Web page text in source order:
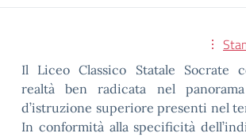
Il Liceo Classico Statale Socrate
realtà ben radicata nel
d’istruzione superiore presenti nel
In conformità alla specificità